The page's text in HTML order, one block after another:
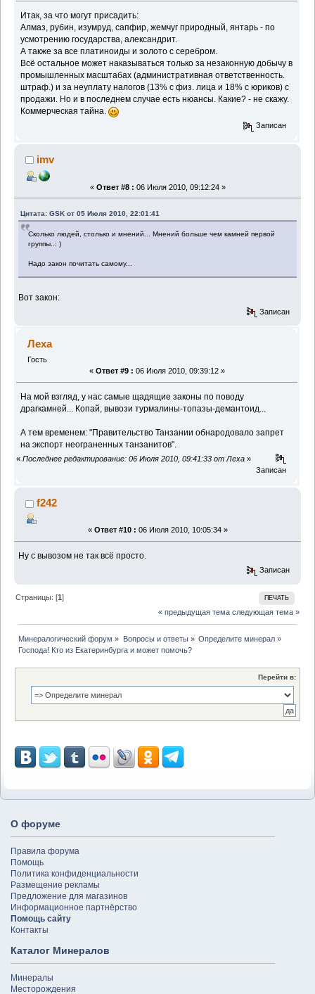
Итак, за что могут присадить:
Алмаз, рубин, изумруд, сапфир, жемчуг природный, янтарь - по
усмотрению государства, александрит.
А также за все платиноиды и золото с серебром.
Всё остальное может наказываться только за незаконную добычу в
промышленных масштабах (административная ответственность.
штраф.) и за неуплату налогов (13% с физ. лица и 18% с юриков) с
продажи. Но и в последнем случае есть нюансы. Какие? - не скажу.
Коммерческая тайна.
Записан
imv
« Ответ #8 : 06 Июля 2010, 09:12:24 »
Цитата: GSK от 05 Июля 2010, 22:01:41
Сколько людей, столько и мнений... Мнений больше чем камней первой
группы..: )
Надо закон почитать самому...
Вот закон:
Записан
Леха
Гость
« Ответ #9 : 06 Июля 2010, 09:39:12 »
На мой взгляд, у нас самые щадящие законы по поводу
драгкамней... Копай, вывози турмалины-топазы-демантоид...
А тем временем: "Правительство Танзании обнародовало запрет
на экспорт неограненных танзанитов".
« Последнее редактирование: 06 Июля 2010, 09:41:33 от Леха »
Записан
f242
« Ответ #10 : 06 Июля 2010, 10:05:34 »
Ну с вывозом не так всё просто.
Записан
ПЕЧАТЬ
Страницы: [1]
« предыдущая тема следующая тема »
Минералогический форум » Вопросы и ответы» Определите минерал»
Господа! Кто из Екатеринбурга и может помочь?
Перейти в:
О форуме
Правила форума
Помощь
Политика конфиденциальности
Размещение рекламы
Предложение для магазинов
Информационное партнёрство
Помощь сайту
Контакты
Каталог Минералов
Минералы
Месторождения